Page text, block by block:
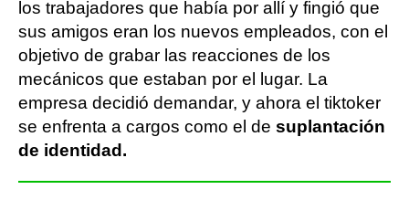
los trabajadores que había por allí y fingió que
sus amigos eran los nuevos empleados, con el
objetivo de grabar las reacciones de los
mecánicos que estaban por el lugar. La
empresa decidió demandar, y ahora el tiktoker
se enfrenta a cargos como el de suplantación
de identidad.